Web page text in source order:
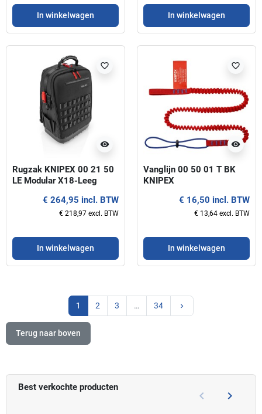
Best verkochte producten
Vorige
keyboard_arrow_left keyboard_arrow_right
In winkelwagen In winkelwagen
visibility
favorite_border
Rugzak KNIPEX 00 21 50
LE Modular X18-Leeg
€ 264,95 incl. BTW
€ 218,97 excl. BTW
In winkelwagen
visibility
favorite_border
Vanglijn 00 50 01 T BK
KNIPEX
€ 16,50 incl. BTW
€ 13,64 excl. BTW
In winkelwagen
1 2 3 … 34 keyboard_arrow_right
Terug naar boven